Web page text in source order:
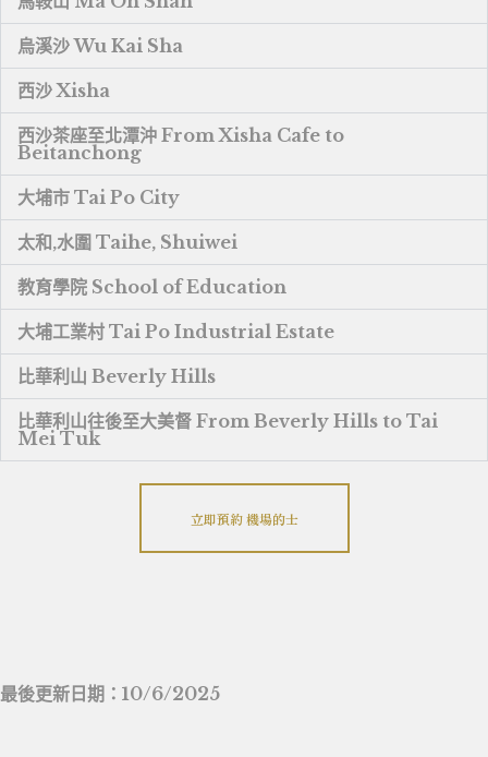
烏溪沙 Wu Kai Sha
西沙 Xisha
西沙茶座至北潭沖 From Xisha Cafe to
Beitanchong
大埔市 Tai Po City
太和,水圍 Taihe, Shuiwei
教育學院 School of Education
大埔工業村 Tai Po Industrial Estate
比華利山 Beverly Hills
比華利山往後至大美督 From Beverly Hills to Tai
Mei Tuk
立即預約 機場的士
最後更新日期：10/6/2025